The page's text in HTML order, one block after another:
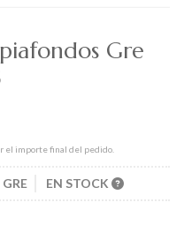
Gre
el importe final del pedido.
GRE EN STOCK